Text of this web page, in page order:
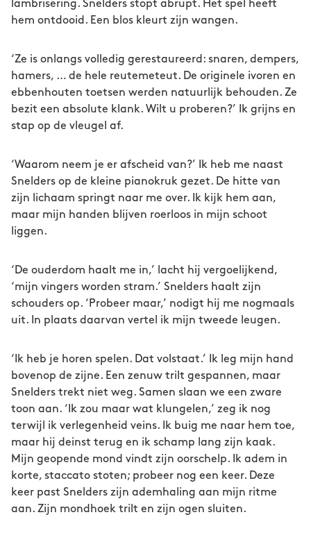
lambrisering. Snelders stopt abrupt. Het spel heeft
hem ontdooid. Een blos kleurt zijn wangen.
‘Ze is onlangs volledig gerestaureerd: snaren, dempers,
hamers, … de hele reutemeteut. De originele ivoren en
ebbenhouten toetsen werden natuurlijk behouden. Ze
bezit een absolute klank. Wilt u proberen?’ Ik grijns en
stap op de vleugel af.
‘Waarom neem je er afscheid van?’ Ik heb me naast
Snelders op de kleine pianokruk gezet. De hitte van
zijn lichaam springt naar me over. Ik kijk hem aan,
maar mijn handen blijven roerloos in mijn schoot
liggen.
‘De ouderdom haalt me in,’ lacht hij vergoelijkend,
‘mijn vingers worden stram.’ Snelders haalt zijn
schouders op. ‘Probeer maar,’ nodigt hij me nogmaals
uit. In plaats daarvan vertel ik mijn tweede leugen.
‘Ik heb je horen spelen. Dat volstaat.’ Ik leg mijn hand
bovenop de zijne. Een zenuw trilt gespannen, maar
Snelders trekt niet weg. Samen slaan we een zware
toon aan. ‘Ik zou maar wat klungelen,’ zeg ik nog
terwijl ik verlegenheid veins. Ik buig me naar hem toe,
maar hij deinst terug en ik schamp lang zijn kaak.
Mijn geopende mond vindt zijn oorschelp. Ik adem in
korte, staccato stoten; probeer nog een keer. Deze
keer past Snelders zijn ademhaling aan mijn ritme
aan. Zijn mondhoek trilt en zijn ogen sluiten.